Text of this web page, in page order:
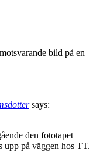
bild på en
says:
den fototapet
upp på väggen hos TT.